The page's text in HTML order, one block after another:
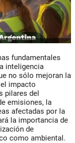
fundamentales
inteligencia
no sólo mejoran la
impacto
pilares del
emisiones, la
afectadas por la
la importancia de
de
como ambiental.